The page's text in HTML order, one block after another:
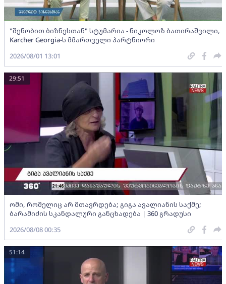
"შენობით ბიზნესთან" სტუმარია - ნიკოლოზ ბათირაშვილი,
Karcher Georgia-ს მმართველი პარტნიორი
2026/08/01 13:01
ომი, რომელიც არ მთავრდება; გიგა ავალიანის საქმე;
ბარამიძის სკანდალური განცხადება | 360 გრადუსი
29:51
2026/08/08 00:35
51:14